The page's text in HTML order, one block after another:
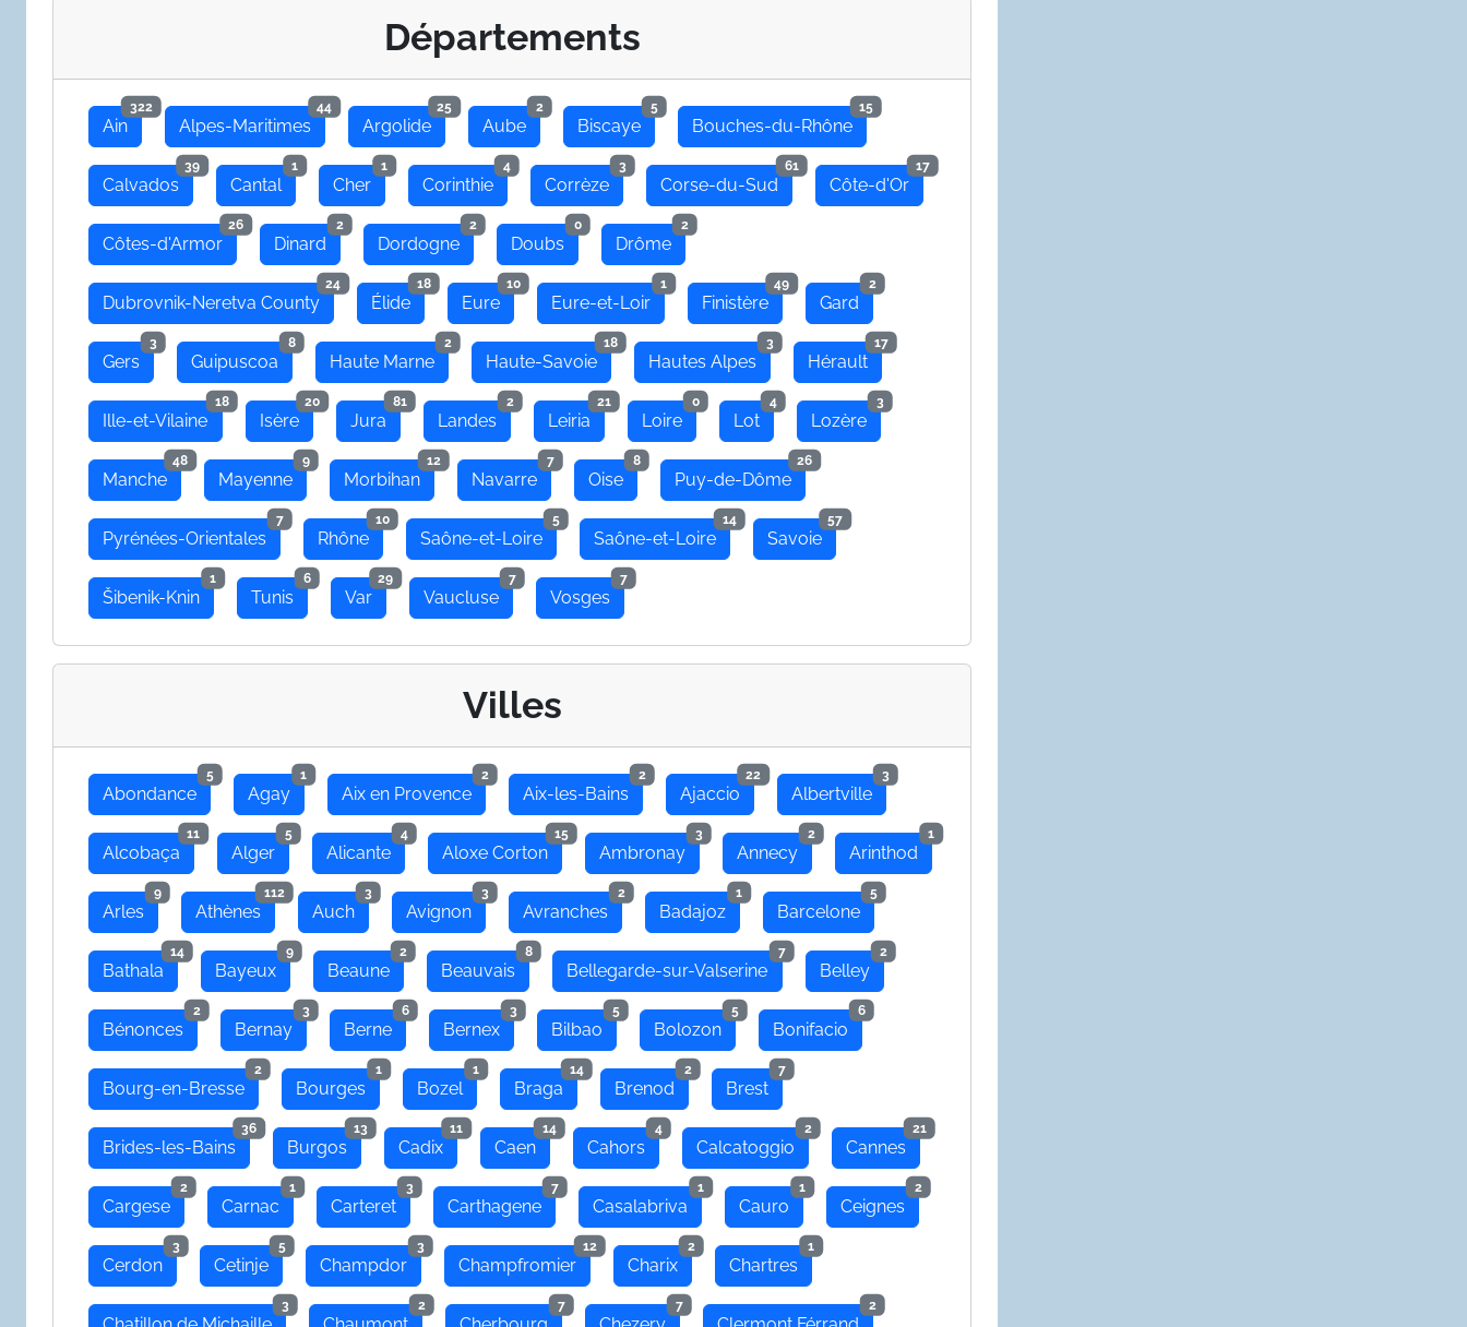
Départements
Ain
322
Alpes-Maritimes
44
Argolide
25
Aube
2
Biscaye
5
Bouches-du-Rhône
15
Calvados
39
Cantal
1
Cher
1
Corinthie
4
Corrèze
3
Corse-du-Sud
61
Côte-d'Or
17
Côtes-d'Armor
26
Dinard
2
Dordogne
2
Doubs
0
Drôme
2
Dubrovnik-Neretva County
24
Élide
18
Eure
10
Eure-et-Loir
1
Finistère
49
Gard
2
Gers
3
Guipuscoa
8
Haute Marne
2
Haute-Savoie
18
Hautes Alpes
3
Hérault
17
Ille-et-Vilaine
18
Isère
20
Jura
81
Landes
2
Leiria
21
Loire
0
Lot
4
Lozère
3
Manche
48
Mayenne
9
Morbihan
12
Navarre
7
Oise
8
Puy-de-Dôme
26
Pyrénées-Orientales
7
Rhône
10
Saône-et-Loire
5
Saône-et-Loire
14
Savoie
57
Šibenik-Knin
1
Tunis
6
Var
29
Vaucluse
7
Vosges
7
Villes
Abondance
5
Agay
1
Aix en Provence
2
Aix-les-Bains
2
Ajaccio
22
Albertville
3
Alcobaça
11
Alger
5
Alicante
4
Aloxe Corton
15
Ambronay
3
Annecy
2
Arinthod
1
Arles
9
Athènes
112
Auch
3
Avignon
3
Avranches
2
Badajoz
1
Barcelone
5
Bathala
14
Bayeux
9
Beaune
2
Beauvais
8
Bellegarde-sur-Valserine
7
Belley
2
Bénonces
2
Bernay
3
Berne
6
Bernex
3
Bilbao
5
Bolozon
5
Bonifacio
6
Bourg-en-Bresse
2
Bourges
1
Bozel
1
Braga
14
Brenod
2
Brest
7
Brides-les-Bains
36
Burgos
13
Cadix
11
Caen
14
Cahors
4
Calcatoggio
2
Cannes
21
Cargese
2
Carnac
1
Carteret
3
Carthagene
7
Casalabriva
1
Cauro
1
Ceignes
2
Cerdon
3
Cetinje
5
Champdor
3
Champfromier
12
Charix
2
Chartres
1
3 2 7 7 2